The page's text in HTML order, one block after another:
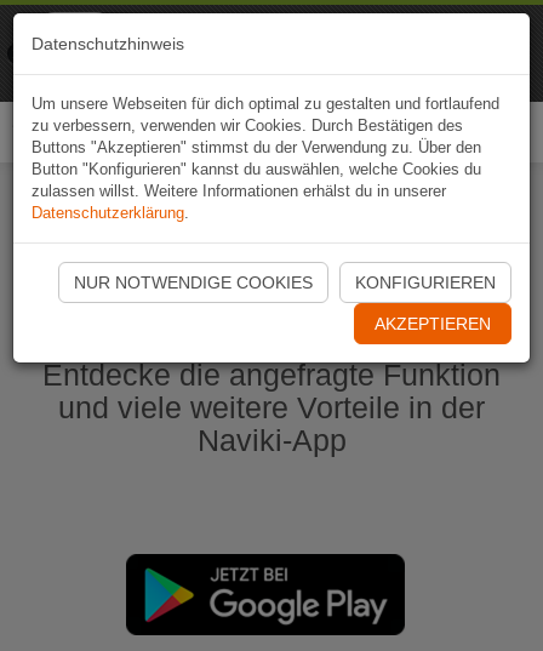
Naviki App jetzt öffnen
Entdecke die angefragte Funktion
und viele weitere Vorteile in der
Naviki-App
Datenschutzhinweis
Um unsere Webseiten für dich optimal zu gestalten und fortlaufend
zu verbessern, verwenden wir Cookies. Durch Bestätigen des
Buttons "Akzeptieren" stimmst du der Verwendung zu. Über den
Button "Konfigurieren" kannst du auswählen, welche Cookies du
zulassen willst. Weitere Informationen erhälst du in unserer
Datenschutzerklärung.
NUR NOTWENDIGE COOKIES KONFIGURIEREN
AKZEPTIEREN
Naviki